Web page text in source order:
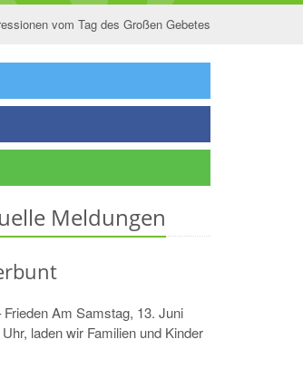
vom Tag des Großen Gebetes
Meldungen
Am Samstag, 13. Juni
laden wir Familien und Kinder